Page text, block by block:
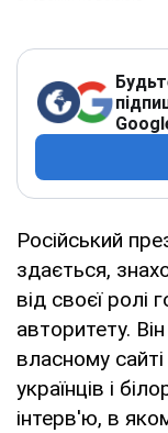
Російський
здається,
від своєї ролі
авторитету.
власному
українців і
інтерв'ю, в